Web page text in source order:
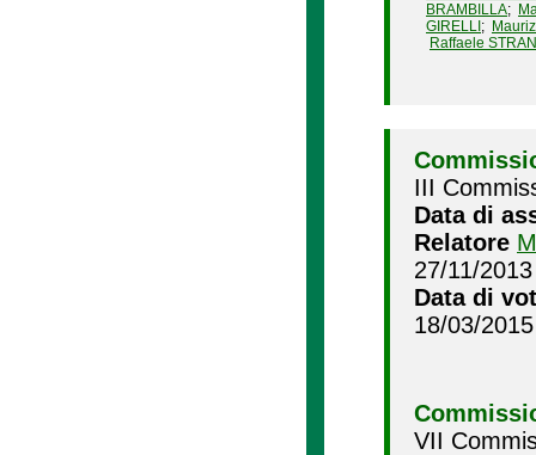
BRAMBILLA;
GIRELLI ;
Raffaele
III
Data di
Relatore
27/11/2013
Data di
18/03/2015
VII